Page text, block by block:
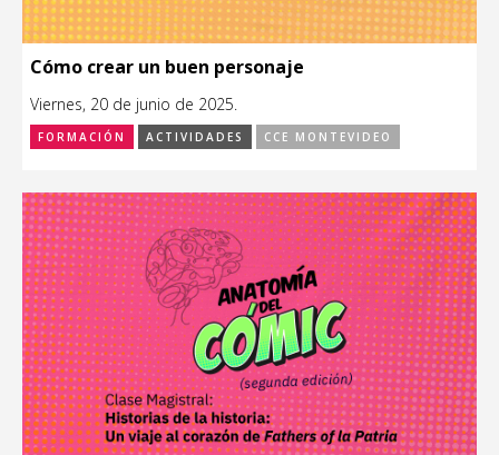
Cómo crear un buen personaje
Viernes, 20 de junio de 2025.
FORMACIÓN ACTIVIDADES CCE MONTEVIDEO